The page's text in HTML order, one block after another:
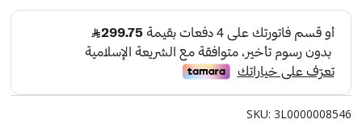
SKU: 3L0000008546